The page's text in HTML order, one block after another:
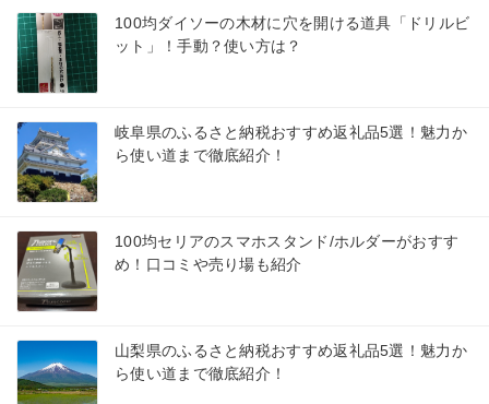
100均ダイソーの木材に穴を開ける道具「ドリルビ
ット」！手動？使い方は？
岐阜県のふるさと納税おすすめ返礼品5選！魅力か
ら使い道まで徹底紹介！
100均セリアのスマホスタンド/ホルダーがおすす
め！口コミや売り場も紹介
山梨県のふるさと納税おすすめ返礼品5選！魅力か
ら使い道まで徹底紹介！